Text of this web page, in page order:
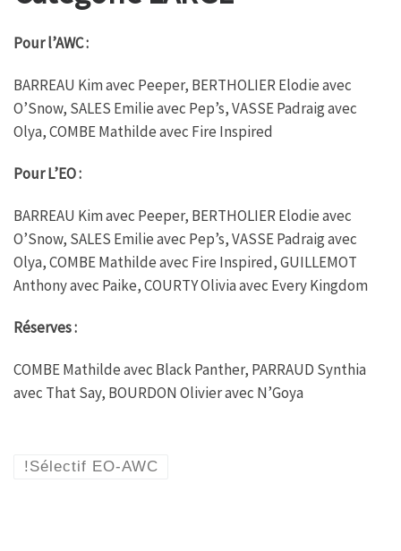
Pour l’AWC :
BARREAU Kim avec Peeper, BERTHOLIER Elodie avec
O’Snow, SALES Emilie avec Pep’s, VASSE Padraig avec
Olya, COMBE Mathilde avec Fire Inspired
Pour L’EO :
BARREAU Kim avec Peeper, BERTHOLIER Elodie avec
O’Snow, SALES Emilie avec Pep’s, VASSE Padraig avec
Olya, COMBE Mathilde avec Fire Inspired, GUILLEMOT
Anthony avec Paike, COURTY Olivia avec Every Kingdom
Réserves :
COMBE Mathilde avec Black Panther, PARRAUD Synthia
avec That Say, BOURDON Olivier avec N’Goya
!Sélectif EO-AWC